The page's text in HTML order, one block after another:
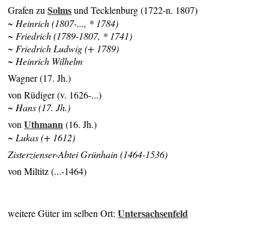
Grafen zuSolmsund Tecklenburg (1722-n. 1807)
~ Heinrich (1807-..., * 1784)
~ Friedrich (1789-1807, * 1741)
~ Friedrich Ludwig (+ 1789)
~ Heinrich Wilhelm
Wagner (17. Jh.)
von Rüdiger (v. 1626-...)
~ Hans (17. Jh.)
vonUthmann(16. Jh.)
~ Lukas (+ 1612)
Zisterzienser-Abtei Grünhain (1464-1536)
von Miltitz (...-1464)
weitere Güter im selben Ort:Untersachsenfeld